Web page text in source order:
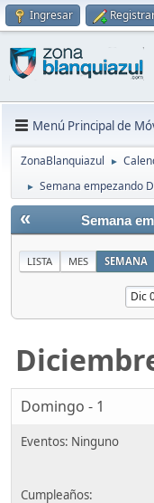
Ingresar
Menú Principal de
ZonaBlanquiazul ►
► Semana empezando
« Semana
LISTA MES SEMANA
Domingo - 1